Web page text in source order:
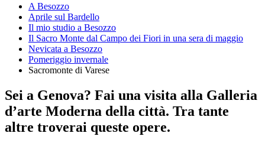
A Besozzo
Aprile sul Bardello
Il mio studio a Besozzo
Il Sacro Monte dal Campo dei Fiori in una sera di maggio
Nevicata a Besozzo
Pomeriggio invernale
Sacromonte di Varese
Sei a Genova? Fai una visita alla Galleria
d’arte Moderna della città. Tra tante
altre troverai queste opere.